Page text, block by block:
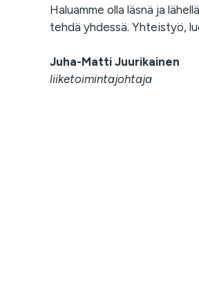
Haluamme olla läsnä ja
tehdä yhdessä. Yhteistyö,
Juha-Matti Juurikainen
liiketoimintajohtaja